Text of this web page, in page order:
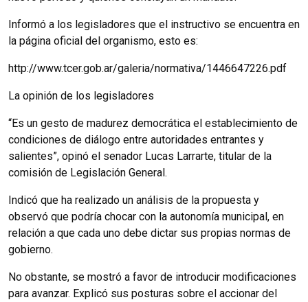
Informó a los legisladores que el instructivo se encuentra en
la página oficial del organismo, esto es:
http://www.tcer.gob.ar/galeria/normativa/1446647226.pdf
La opinión de los legisladores
“Es un gesto de madurez democrática el establecimiento de
condiciones de diálogo entre autoridades entrantes y
salientes”, opinó el senador Lucas Larrarte, titular de la
comisión de Legislación General.
Indicó que ha realizado un análisis de la propuesta y
observó que podría chocar con la autonomía municipal, en
relación a que cada uno debe dictar sus propias normas de
gobierno.
No obstante, se mostró a favor de introducir modificaciones
para avanzar. Explicó sus posturas sobre el accionar del